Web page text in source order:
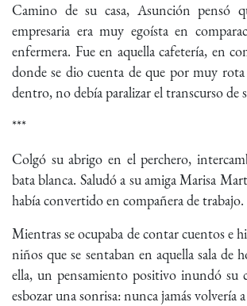
Camino de su casa, Asunción pensó
empresaria era muy egoísta en
enfermera. Fue en aquella cafetería, en
donde se dio cuenta de que por muy
dentro, no debía paralizar el transcurso de
***
Colgó su abrigo en el perchero,
bata blanca. Saludó a su amiga Marisa
había convertido en compañera de trabajo.
Mientras se ocupaba de contar cuentos e
niños que se sentaban en aquella sala de
ella, un pensamiento positivo inundó su
esbozar una sonrisa: nunca jamás volvería